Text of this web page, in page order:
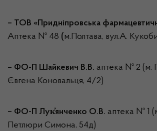
– ТОВ «Придніпровська
Аптека № 48 (м.Полтава, вул.А.
– ФО-П Шайкевич В.В. аптека № 2 (м.
Євгена Коновальця, 4/2)
– ФО-П Лук҆янченко О.В. аптека № 1
Петлюри Симона, 54д)